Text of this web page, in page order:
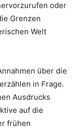
oder
Grenzen
Welt
über die
in Frage.
Ausdrucks
auf die
frühen